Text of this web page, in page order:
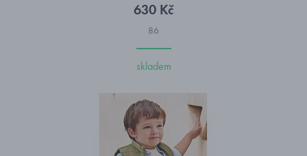
630 Kč
86
skladem